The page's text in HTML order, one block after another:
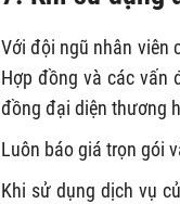
Với đội ngũ nhân viên
Hợp đồng và các vấn
đồng đại diện thương
Luôn báo giá trọn gói
Khi sử dụng dịch vụ